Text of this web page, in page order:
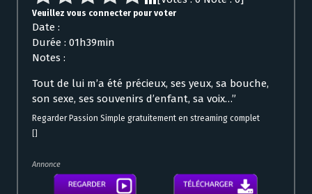
Veuillez vous connecter pour voter
Date :
Durée : 01h39min
Notes :
Tout de lui m’a été précieux, ses yeux, sa bouche,
son sexe, ses souvenirs d’enfant, sa voix…”
Regarder Passion Simple gratuitement en streaming complet
Annonce